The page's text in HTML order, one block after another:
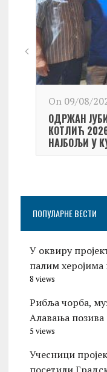
On 09/08/
ОДРЖАН
КОТЛИЋ
НАЈБОЉИ У
ПОПУЛАРНЕ ВЕСТИ
У оквиру
палим херојима
8 views
Рибља чорба,
Алавања позива
5 views
Учесници